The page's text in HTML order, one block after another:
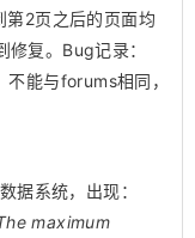
第2页之后的页面均
复。Bug记录：
能与forums相同，
据系统，出现：
maximum